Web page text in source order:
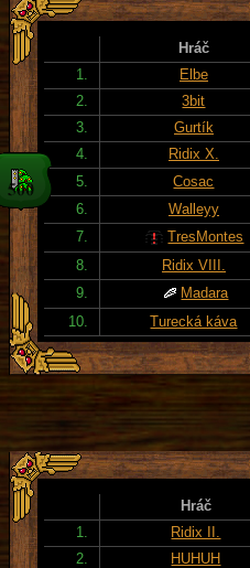
Hráč
1.
Elbe
2.
3bit
3.
Gurtík
4.
Ridix X.
5.
Cosac
6.
Walleyy
7.
TresMontes
8.
Ridix VIII.
9.
Madara
10.
Turecká káva
Hráč
1.
Ridix II.
2.
HUHUH